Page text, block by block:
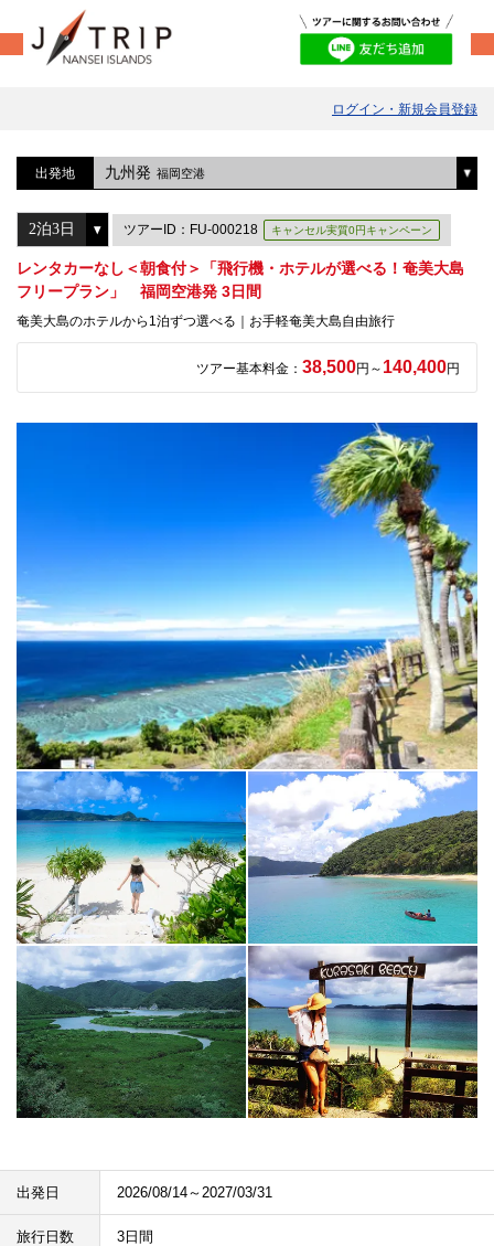
ログイン・新規会員登録
出発地 九州発 福岡空港
ツアーID：FU-000218 キャンセル実質0円キャンペーン
レンタカーなし＜朝食付＞「飛行機・ホテルが選べる！奄美大島
フリープラン」 福岡空港発 3日間
奄美大島のホテルから1泊ずつ選べる｜お手軽奄美大島自由旅行
ツアー基本料金： 38,500円～ 140,400円
出発日 2026/08/14～2027/03/31
旅行日数 3日間